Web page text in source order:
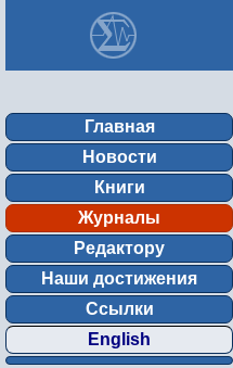
Главная
Новости
Книги
Журналы
Редактору
Наши достижения
Ссылки
English